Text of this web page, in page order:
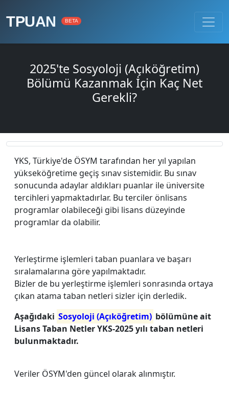
TPUAN BETA
2025'te Sosyoloji (Açıköğretim)
Bölümü Kazanmak İçin Kaç Net
Gerekli?
YKS, Türkiye'de ÖSYM tarafından her yıl yapılan
yükseköğretime geçiş sınav sistemidir. Bu sınav
sonucunda adaylar aldıkları puanlar ile üniversite
tercihleri yapmaktadırlar. Bu terciler önlisans
programlar olabileceği gibi lisans düzeyinde
programlar da olabilir.
Yerleştirme işlemleri taban puanlara ve başarı
sıralamalarına göre yapılmaktadır.
Bizler de bu yerleştirme işlemleri sonrasında ortaya
çıkan atama taban netleri sizler için derledik.
Aşağıdaki Sosyoloji (Açıköğretim) bölümüne ait
Lisans Taban Netler YKS-2025 yılı taban netleri
bulunmaktadır.
Veriler ÖSYM'den güncel olarak alınmıştır.